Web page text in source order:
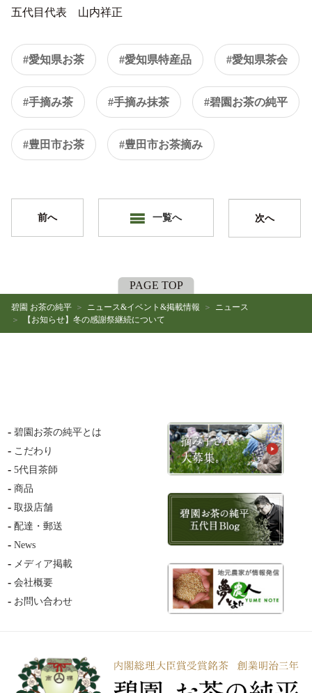
五代目代表 山内祥正
#愛知県お茶 #愛知県特産品 #愛知県茶会
#手摘み茶 #手摘み抹茶 #碧園お茶の純平
#豊田市お茶 #豊田市お茶摘み
前へ 一覧へ 次へ
碧園 お茶の純平 ニュース&イベント&掲載情報
ニュース
【お知らせ】冬の感謝祭継続について
PAGE TOP
碧園お茶の純平とは
こだわり
5代目茶師
商品
取扱店舗
配達・郵送
News
メディア掲載
会社概要
お問い合わせ